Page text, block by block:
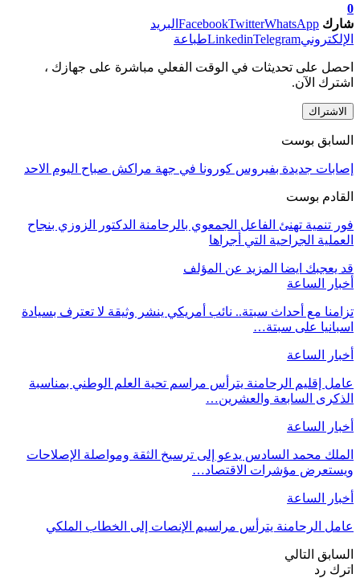
0
شارك
FacebookTwitterWhatsApp
البريد
الإلكتروني
LinkedinTelegram طباعة
احصل على تحديثات في الوقت الفعلي مباشرة على جهازك ،
اشترك الآن.
الاشتراك
السابق بوست
إصابات جديدة بفيروس كورونا في جهة مراكش صباح اليوم الاحد
القادم بوست
فور تنمية تهنئ الفاعل الجمعوي بالرحامنة الدكتور الزوزي بنجاح
العملية الجراحية التي أجراها
قد يعجبك ايضا المزيد عن المؤلف
أخبار الساعة
تزامنا مع أحداث سبتة.. نائب أمريكي ينشر وثيقة لا تعترف بسيادة
اسبانيا على سبتة…
أخبار الساعة
عامل إقليم الرحامنة يترأس مراسم تحية العلم الوطني بمناسبة
الذكرى السابعة والعشرين…
أخبار الساعة
الملك محمد السادس يدعو إلى ترسيخ الثقة ومواصلة الإصلاحات
ويستعرض مؤشرات الاقتصاد…
أخبار الساعة
عامل الرحامنة يترأس مراسيم الإنصات إلى الخطاب الملكي
السابق التالي
اترك رد